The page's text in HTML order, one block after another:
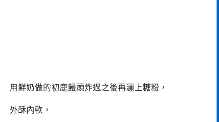
用鮮奶做的初鹿饅頭炸過之後再灑上糖粉，
外酥內軟，